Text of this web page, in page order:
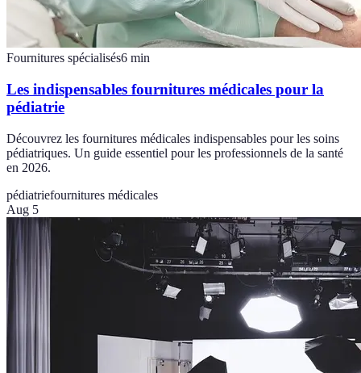
Fournitures spécialisés6 min
Les indispensables fournitures médicales pour la
pédiatrie
Découvrez les fournitures médicales indispensables pour les soins
pédiatriques. Un guide essentiel pour les professionnels de la santé
en 2026.
pédiatriefournitures médicales
Aug 5